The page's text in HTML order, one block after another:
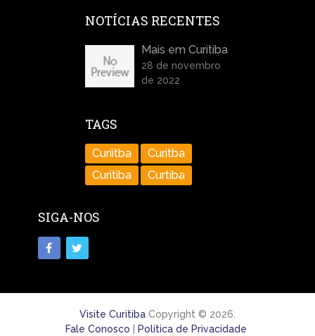
NOTÍCIAS RECENTES
Mais em Curitiba
28 de novembro
de 2022
TAGS
Curiitba
Curitba
Curitiba
Curtiba
SIGA-NOS
Visite CuritibaCopyright © 2026.
Fale Conosco
Política de Privacidade